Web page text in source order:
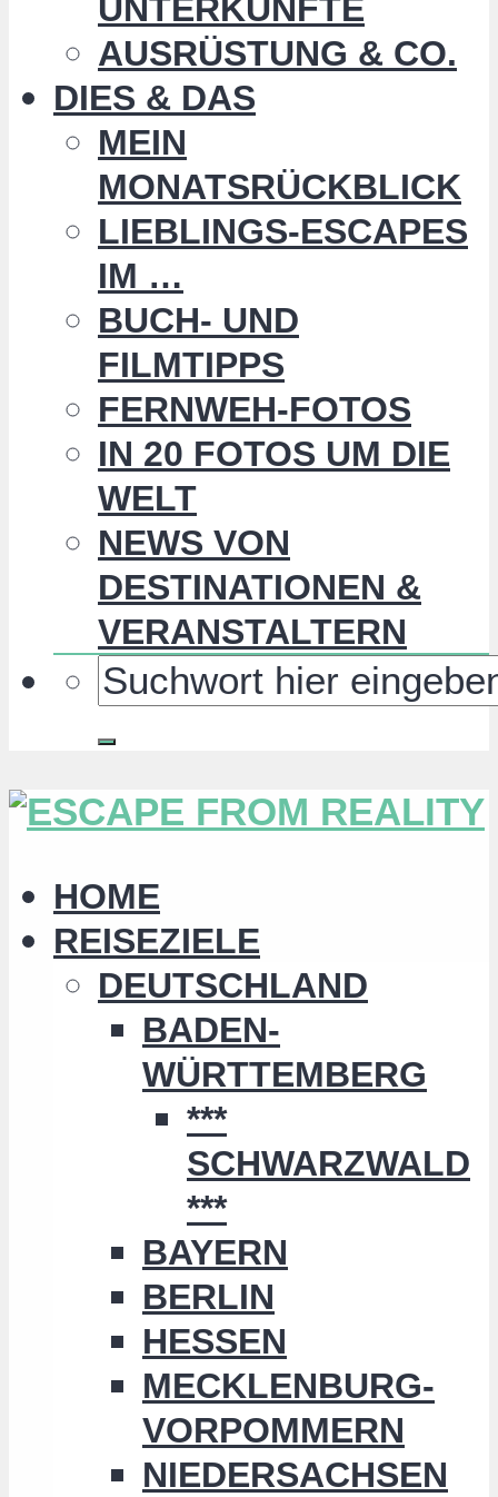
UNTERKÜNFTE
AUSRÜSTUNG & CO.
DIES & DAS
MEIN
MONATSRÜCKBLICK
LIEBLINGS-ESCAPES
IM …
BUCH- UND
FILMTIPPS
FERNWEH-FOTOS
IN 20 FOTOS UM DIE
WELT
NEWS VON
DESTINATIONEN &
VERANSTALTERN
HOME
REISEZIELE
DEUTSCHLAND
BADEN-
WÜRTTEMBERG
***
SCHWARZWALD
***
BAYERN
BERLIN
HESSEN
MECKLENBURG-
VORPOMMERN
NIEDERSACHSEN